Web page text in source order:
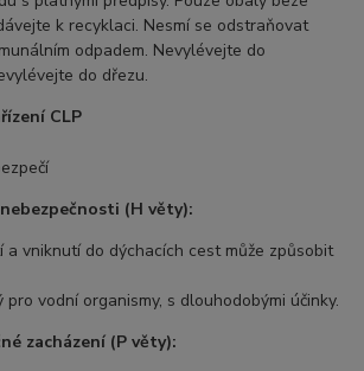
k recyklaci. Nesmí se odstraňovat
odpadem. Nevylévejte do
do dřezu.
CLP
(H věty):
a vniknutí do dýchacích cest může způsobit
pro vodní organismy, s dlouhodobými účinky.
zacházení (P věty):